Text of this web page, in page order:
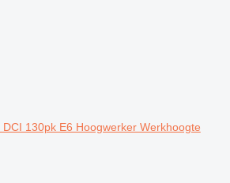
130pk E6 Hoogwerker Werkhoogte